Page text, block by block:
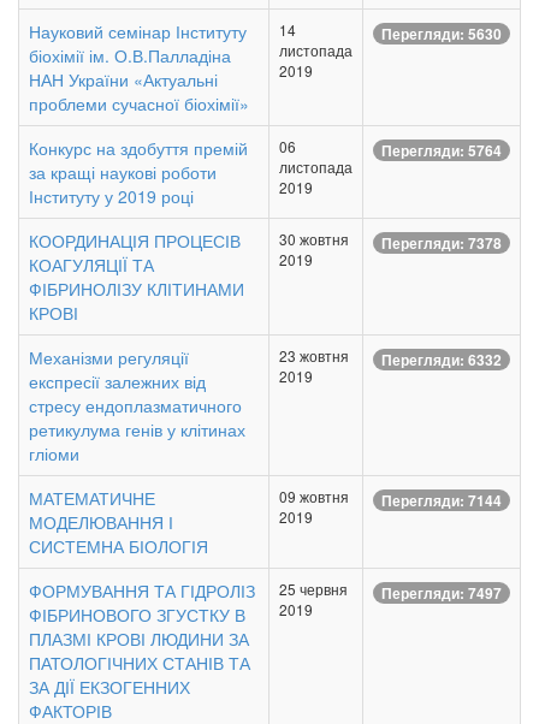
Науковий семінар Інституту
біохімії ім. О.В.Палладіна
НАН України «Актуальні
проблеми сучасної біохімії»
14
листопада
2019
Перегляди: 5630
Конкурс на здобуття премій
за кращі наукові роботи
Інституту у 2019 році
06
листопада
2019
Перегляди: 5764
КООРДИНАЦІЯ ПРОЦЕСІВ
КОАГУЛЯЦІЇ ТА
ФІБРИНОЛІЗУ КЛІТИНАМИ
КРОВІ
30 жовтня
2019
Перегляди: 7378
Механізми регуляції
експресії залежних від
стресу ендоплазматичного
ретикулума генів у клітинах
гліоми
23 жовтня
2019
Перегляди: 6332
МАТЕМАТИЧНЕ
МОДЕЛЮВАННЯ І
СИСТЕМНА БІОЛОГІЯ
09 жовтня
2019
Перегляди: 7144
ФОРМУВАННЯ ТА ГІДРОЛІЗ
ФІБРИНОВОГО ЗГУСТКУ В
ПЛАЗМІ КРОВІ ЛЮДИНИ ЗА
ПАТОЛОГІЧНИХ СТАНІВ ТА
ЗА ДІЇ ЕКЗОГЕННИХ
ФАКТОРІВ
25 червня
2019
Перегляди: 7497